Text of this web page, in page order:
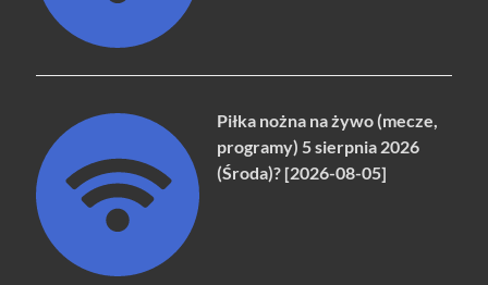
Piłka nożna na żywo (mecze,
programy) 5 sierpnia 2026
(Środa)? [2026-08-05]